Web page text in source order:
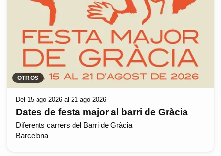
OTROS
Del 15 ago 2026 al 21 ago 2026
Dates de festa major al barri de Gràcia
Diferents carrers del Barri de Gràcia
Barcelona